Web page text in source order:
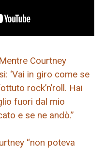
Courtney
‘Vai in giro come se
rock’n’roll. Hai
fuori dal mio
e se ne andò.”
“non poteva